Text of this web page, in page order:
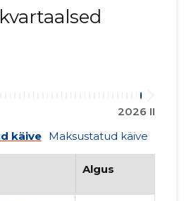
2026 II
käive Maksustatud käive
Algus